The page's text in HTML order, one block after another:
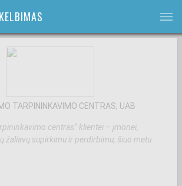
bars
TARPININKAVIMO CENTRAS, UAB
centras“ klientei – įmonei,
žaliavų supirkimu ir perdirbimu, šiuo metu